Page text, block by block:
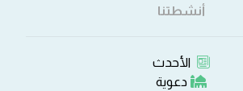
أنشطتنا
الأحدث
دعوية